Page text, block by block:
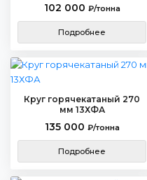
102 000 ₽/тонна
Подробнее
Круг горячекатаный 270
мм 13ХФА
135 000 ₽/тонна
Подробнее